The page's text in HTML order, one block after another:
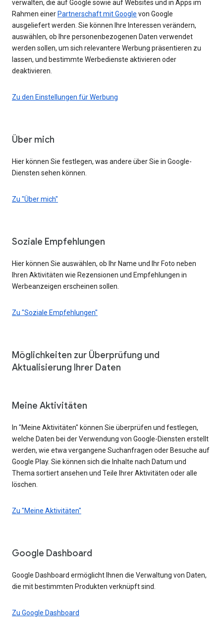
verwalten, die auf Google sowie auf Websites und in Apps im
Rahmen einer Partnerschaft mit Google von Google
ausgeliefert werden. Sie können Ihre Interessen verändern,
auswählen, ob Ihre personenbezogenen Daten verwendet
werden sollen, um sich relevantere Werbung präsentieren zu
lassen, und bestimmte Werbedienste aktivieren oder
deaktivieren.
Zu den Einstellungen für Werbung
Über mich
Hier können Sie festlegen, was andere über Sie in Google-
Diensten sehen können.
Zu "Über mich"
Soziale Empfehlungen
Hier können Sie auswählen, ob Ihr Name und Ihr Foto neben
Ihren Aktivitäten wie Rezensionen und Empfehlungen in
Werbeanzeigen erscheinen sollen.
Zu "Soziale Empfehlungen"
Möglichkeiten zur Überprüfung und
Aktualisierung Ihrer Daten
Meine Aktivitäten
In "Meine Aktivitäten" können Sie überprüfen und festlegen,
welche Daten bei der Verwendung von Google-Diensten erstellt
werden, wie etwa vergangene Suchanfragen oder Besuche auf
Google Play. Sie können sich die Inhalte nach Datum und
Thema sortiert ansehen und Teile Ihrer Aktivitäten oder alle
löschen.
Zu "Meine Aktivitäten"
Google Dashboard
Google Dashboard ermöglicht Ihnen die Verwaltung von Daten,
die mit bestimmten Produkten verknüpft sind.
Zu Google Dashboard